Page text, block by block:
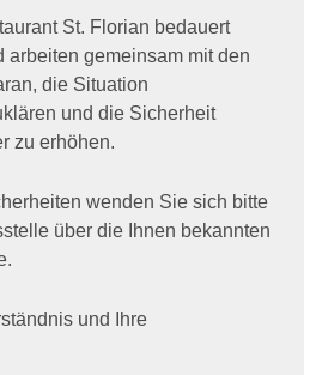
St. Florian bedauert
arbeiten gemeinsam mit den
die Situation
und die Sicherheit
zu erhöhen.
wenden Sie sich bitte
über die Ihnen bekannten
und Ihre